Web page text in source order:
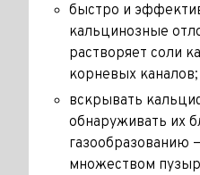
быстро и
кальцинозные
растворяет соли
корневых каналов;
вскрывать
обнаруживать их
газообразованию
множеством